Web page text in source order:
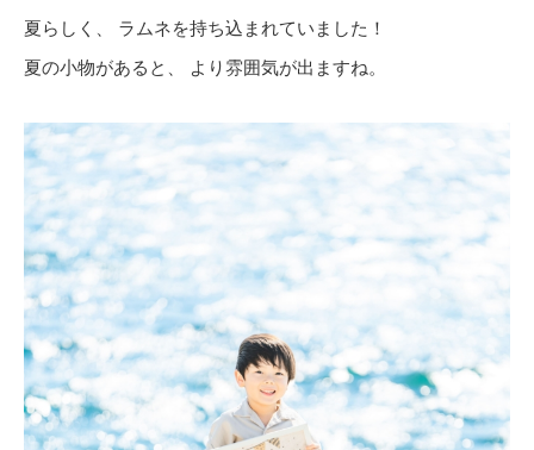
夏らしく、 ラムネを持ち込まれていました！
夏の小物があると、 より雰囲気が出ますね。